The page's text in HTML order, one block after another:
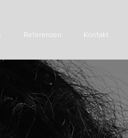
Referenzen Kontakt